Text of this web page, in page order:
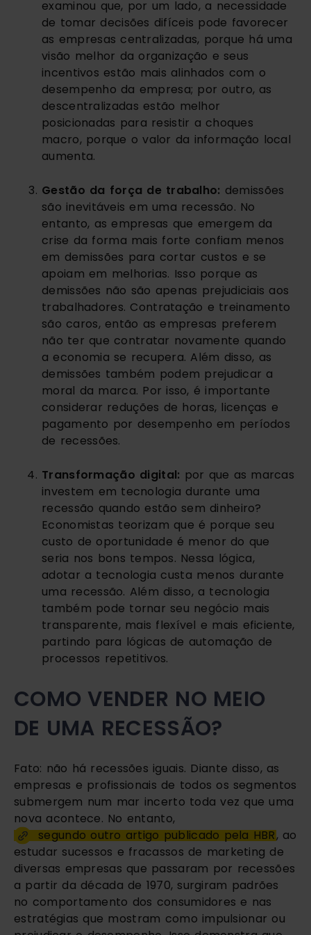
examinou que, por um lado, a necessidade
de tomar decisões difíceis pode favorecer
as empresas centralizadas, porque há uma
visão melhor da organização e seus
incentivos estão mais alinhados com o
desempenho da empresa; por outro, as
descentralizadas estão melhor
posicionadas para resistir a choques
macro, porque o valor da informação local
aumenta.
Gestão da força de trabalho: demissões
são inevitáveis em uma recessão. No
entanto, as empresas que emergem da
crise da forma mais forte confiam menos
em demissões para cortar custos e se
apoiam em melhorias. Isso porque as
demissões não são apenas prejudiciais aos
trabalhadores. Contratação e treinamento
são caros, então as empresas preferem
não ter que contratar novamente quando
a economia se recupera. Além disso, as
demissões também podem prejudicar a
moral da marca. Por isso, é importante
considerar reduções de horas, licenças e
pagamento por desempenho em períodos
de recessões.
Transformação digital: por que as marcas
investem em tecnologia durante uma
recessão quando estão sem dinheiro?
Economistas teorizam que é porque seu
custo de oportunidade é menor do que
seria nos bons tempos. Nessa lógica,
adotar a tecnologia custa menos durante
uma recessão. Além disso, a tecnologia
também pode tornar seu negócio mais
transparente, mais flexível e mais eficiente,
partindo para lógicas de automação de
processos repetitivos.
COMO VENDER NO MEIO
DE UMA RECESSÃO?
Fato: não há recessões iguais. Diante disso, as
empresas e profissionais de todos os segmentos
submergem num mar incerto toda vez que uma
nova acontece. No entanto,
segundo outro artigo publicado pela HBR, ao
estudar sucessos e fracassos de marketing de
diversas empresas que passaram por recessões
a partir da década de 1970, surgiram padrões
no comportamento dos consumidores e nas
estratégias que mostram como impulsionar ou